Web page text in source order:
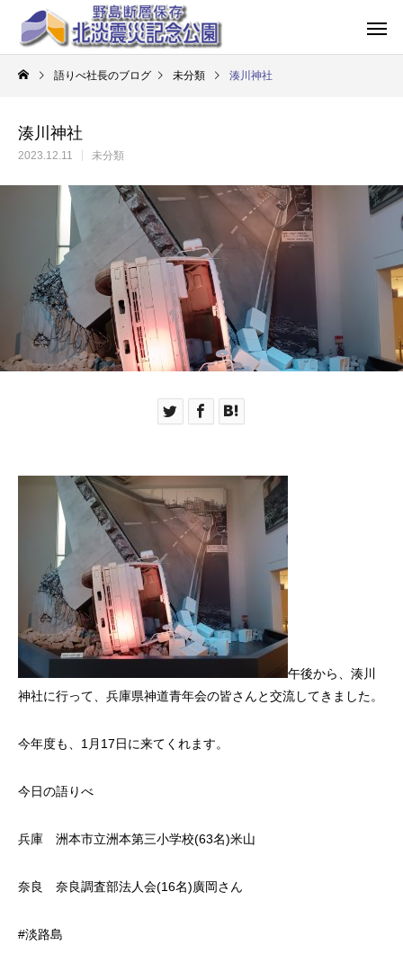
語りべ社長のブログ 未分類 湊川神社
湊川神社
2023.12.11 未分類
午後から、湊川
神社に行って、兵庫県神道青年会の皆さんと交流してきました。
今年度も、1月17日に来てくれます。
今日の語りべ
兵庫 洲本市立洲本第三小学校(63名)米山
奈良 奈良調査部法人会(16名)廣岡さん
#淡路島